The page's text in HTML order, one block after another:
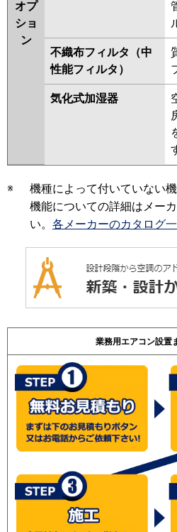
オプ
ショ
ン
不織布フィルタ（中
性能フィルタ）
気化式加湿器
※
機種によって付いていない機
機能についての詳細はメー
い。 各メーカーのカタログ
業務用エアコン設置